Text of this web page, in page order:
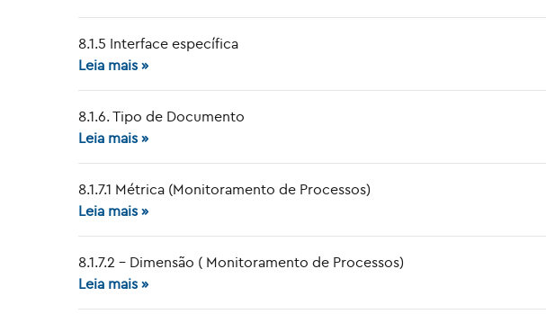
8.1.5 Interface específica
Leia mais »
8.1.6. Tipo de Documento
Leia mais »
8.1.7.1 Métrica (Monitoramento de Processos)
Leia mais »
8.1.7.2 – Dimensão ( Monitoramento de Processos)
Leia mais »